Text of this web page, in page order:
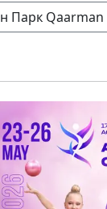
Парк Qaarman